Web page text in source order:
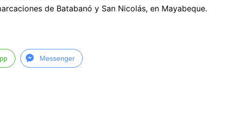
de Batabanó y San Nicolás, en Mayabeque.
Messenger